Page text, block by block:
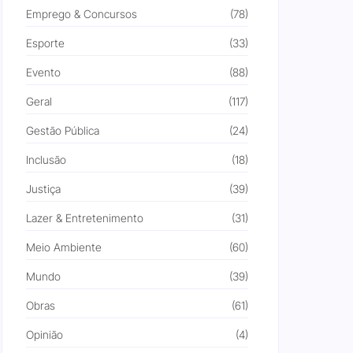
Emprego & Concursos (78)
Esporte (33)
Evento (88)
Geral (117)
Gestão Pública (24)
Inclusão (18)
Justiça (39)
Lazer & Entretenimento (31)
Meio Ambiente (60)
Mundo (39)
Obras (61)
Opinião (4)